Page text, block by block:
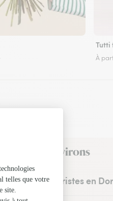
Tutti
À
ses environs
Les fleuristes en